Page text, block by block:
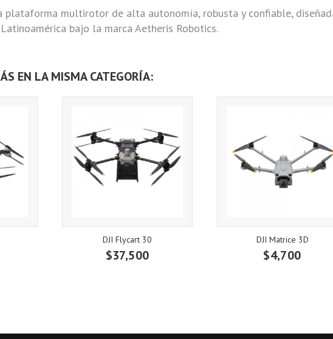
plataforma multirotor de alta autonomía, robusta y confiable,
bajo la marca Aetheris Robotics.
EN LA MISMA CATEGORÍA:
DJI Flycart 30
$37,500
DJI Matrice 3D
$4,700